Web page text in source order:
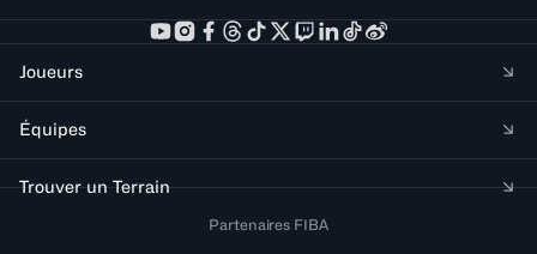
Joueurs
Équipes
Trouver un Terrain
Partenaires FIBA